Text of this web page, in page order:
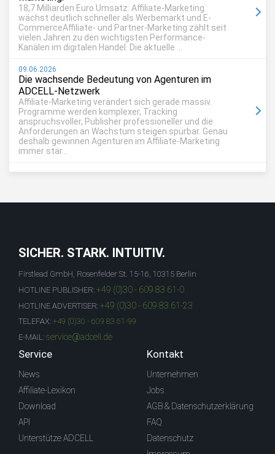
18,7 Milliarden Euro Umsatz: Affiliate-Marketing
wächst deutlich schneller als Werbemarkt und E-
CommerceAffiliate- und Partner-Marketing zählt seit
vielen Jahren zu den wichtigsten Performance-
Kanälen im digitalen Handel. Die aktuelle ...
09.06.2026
Die wachsende Bedeutung von Agenturen im
ADCELL-Netzwerk
Affiliate-Marketing verändert sich gerade massiv.
Programme werden komplexer, Tracking
anspruchsvoller, Publisher professioneller und die
Anforderungen an Wachstum steigen spürbar. Genau
deshalb gewinnen Agenturen im Affiliate-Marketing
immer stär...
SICHER. STARK. INTUITIV.
Firstlead GmbH, Rosenfelder St. 15-16, 10315 Berlin
HOTLINE PUBLISHER: +49 (0)30 - 609 83 61-0
HOTLINE ADVERTISER: +49 (0)30 - 609 83 61-23
TELEFAX: +49 (0)30 - 609 83 61-99
E-MAIL: service@adcell.de
Service
News
Affiliate-Lexikon
Download
API
Unterstütze ADCELL
Kontakt
Unternehmen
Jobs
AGB & Datenschutzerklärung
FAQ
Datenschutz